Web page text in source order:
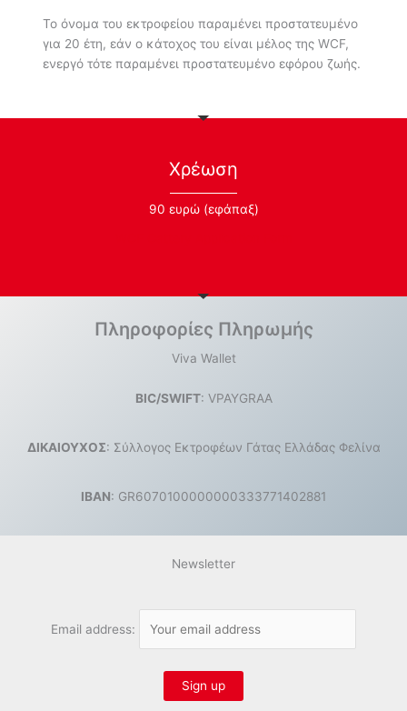
Το όνομα του εκτροφείου παραμένει προστατευμένο
για 20 έτη, εάν ο κάτοχος του είναι μέλος της WCF,
ενεργό τότε παραμένει προστατευμένο εφόρου ζωής.
Χρέωση
90 ευρώ (εφάπαξ)
Πληροφορίες Πληρωμής
Viva Wallet
BIC/SWIFT: VPAYGRAA
ΔΙΚΑΙΟΥΧΟΣ: Σύλλογος Εκτροφέων Γάτας Ελλάδας Φελίνα
IBAN: GR6070100000000333771402881
Newsletter
Email address: